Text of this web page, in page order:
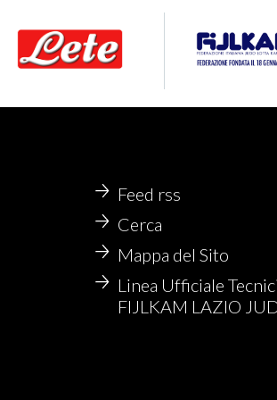
Feed rss
Cerca
Mappa del Sito
Linea Ufficiale
FIJLKAM LAZIO